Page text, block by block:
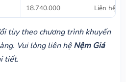
18.740.000 Liên hệ
tùy theo chương trình khuyến
Vui lòng liên hệ Nệm Giá
tiết.